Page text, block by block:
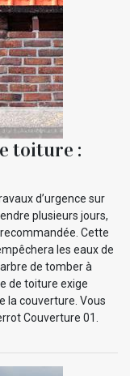
toiture :
d’urgence sur
plusieurs jours,
Cette
les eaux de
de tomber à
de toiture exige
la couverture. Vous
Couverture 01.